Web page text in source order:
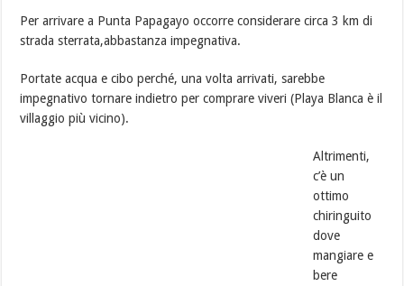
Per arrivare a Punta Papagayo occorre considerare circa 3 km di
strada sterrata,abbastanza impegnativa.
Portate acqua e cibo perché, una volta arrivati, sarebbe
impegnativo tornare indietro per comprare viveri (Playa Blanca è il
villaggio più vicino).
Altrimenti,
c’è un
ottimo
chiringuito
dove
mangiare e
bere